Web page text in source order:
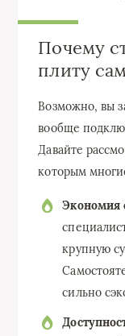
Почему
плиту
Возможно, вы
вообще
Давайте
которым
Экономия
крупную
сильно